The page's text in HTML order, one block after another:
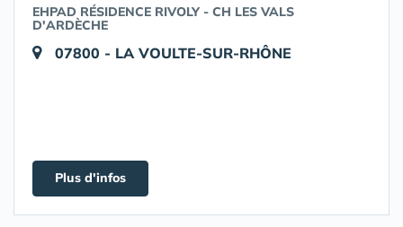
EHPAD RÉSIDENCE RIVOLY - CH LES VALS
D'ARDÈCHE
07800 - LA VOULTE-SUR-RHÔNE
Plus d'infos